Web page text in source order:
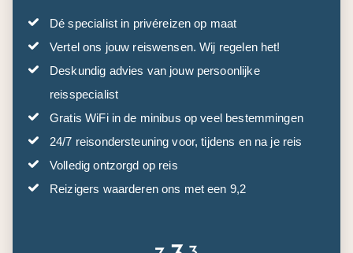
Dé specialist in privéreizen op maat
Vertel ons jouw reiswensen. Wij regelen het!
Deskundig advies van jouw persoonlijke
reisspecialist
Gratis WiFi in de minibus op veel bestemmingen
24/7 reisondersteuning voor, tijdens en na je reis
Volledig ontzorgd op reis
Reizigers waarderen ons met een 9,2